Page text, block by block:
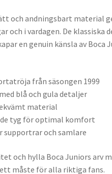
och andningsbart material
och i vardagen. De
en genuin känsla av
från säsongen 1999
blå och gula detaljer
material
tyg för optimal komfort
och samlare
och hylla Boca Juniors arv
måste för alla riktiga fans.